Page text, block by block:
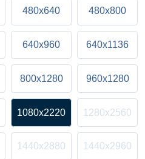
480x640 480x800
640x960 640x1136
800x1280 960x1280
1080x2220 1280x2560
1440x2880 1440x2960